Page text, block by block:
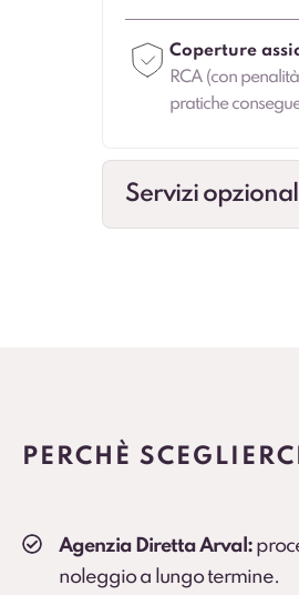
Coperture
RCA (con
pratiche
Servizi
PERCHÈ
Agenzia Diretta Arval:
noleggio a lungo termine.